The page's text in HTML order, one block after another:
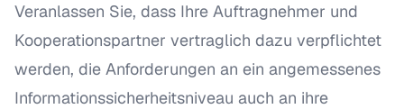
Veranlassen Sie, dass Ihre Auftragnehmer und
Kooperationspartner vertraglich dazu verpflichtet
werden, die Anforderungen an ein angemessenes
Informationssicherheitsniveau auch an ihre